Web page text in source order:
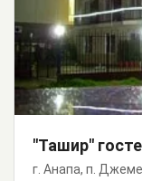
"Ташир"
г. Анапа, п.